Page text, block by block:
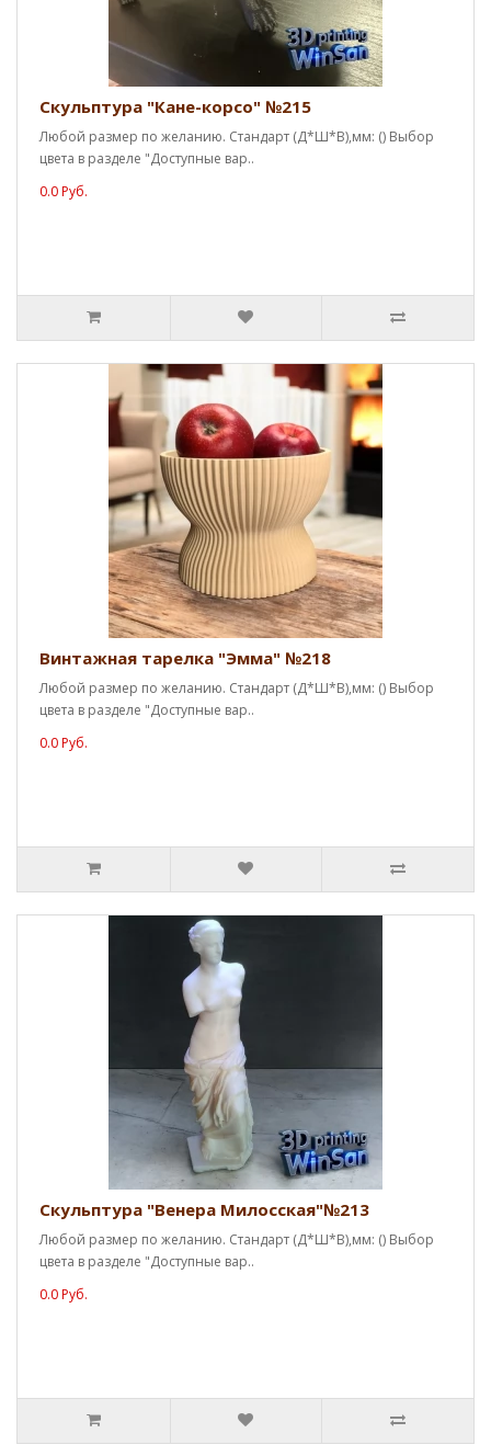
Скульптура "Кане-корсо" №215
Любой размер по желанию. Стандарт (Д*Ш*В),мм: () Выбор
цвета в разделе "Доступные вар..
0.0 Руб.
Винтажная тарелка "Эмма" №218
Любой размер по желанию. Стандарт (Д*Ш*В),мм: () Выбор
цвета в разделе "Доступные вар..
0.0 Руб.
Скульптура "Венера Милосская"№213
Любой размер по желанию. Стандарт (Д*Ш*В),мм: () Выбор
цвета в разделе "Доступные вар..
0.0 Руб.